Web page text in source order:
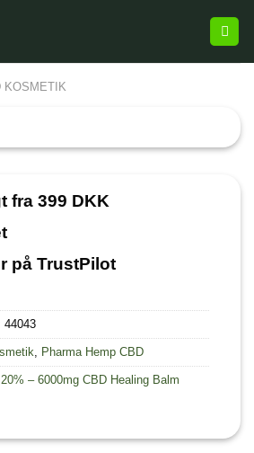
KOSMETIK
fra 399 DKK
på TrustPilot
44043
Pharma Hemp CBD
– 6000mg CBD Healing Balm